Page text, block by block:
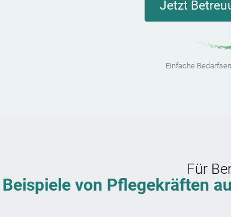
Jetzt
Einfache
Für
Beispiele von Pflegekräften